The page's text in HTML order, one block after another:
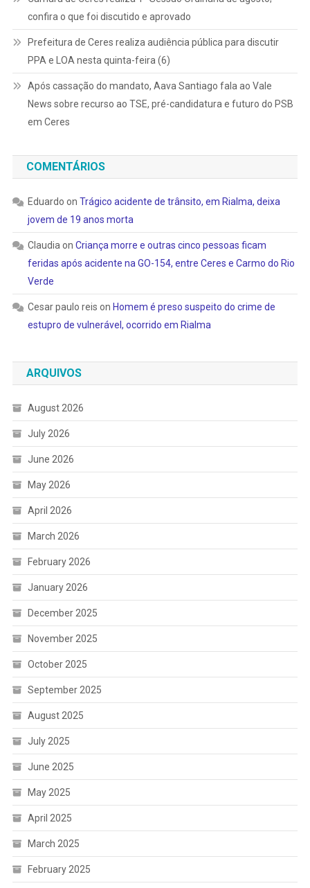
confira o que foi discutido e aprovado
Prefeitura de Ceres realiza audiência pública para discutir
PPA e LOA nesta quinta-feira (6)
Após cassação do mandato, Aava Santiago fala ao Vale
News sobre recurso ao TSE, pré-candidatura e futuro do PSB
em Ceres
COMENTÁRIOS
Eduardo on Trágico acidente de trânsito, em Rialma, deixa
jovem de 19 anos morta
Claudia on Criança morre e outras cinco pessoas ficam
feridas após acidente na GO-154, entre Ceres e Carmo do Rio
Verde
Cesar paulo reis on Homem é preso suspeito do crime de
estupro de vulnerável, ocorrido em Rialma
ARQUIVOS
August 2026
July 2026
June 2026
May 2026
April 2026
March 2026
February 2026
January 2026
December 2025
November 2025
October 2025
September 2025
August 2025
July 2025
June 2025
May 2025
April 2025
March 2025
February 2025